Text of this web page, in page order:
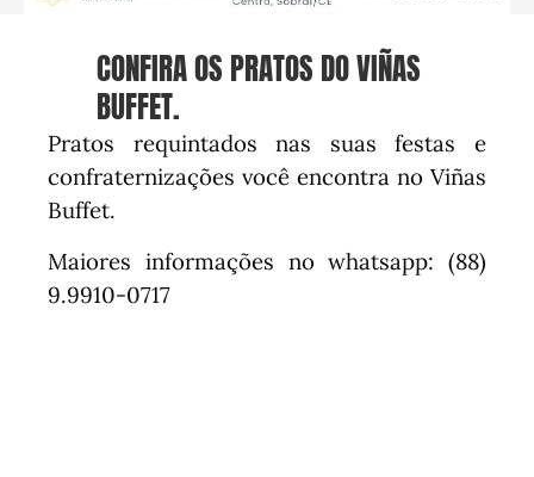
CONFIRA OS PRATOS DO VIÑAS
BUFFET.
Pratos requintados nas suas festas e
confraternizações você encontra no Viñas
Buffet.
Maiores informações no whatsapp: (88)
9.9910-0717